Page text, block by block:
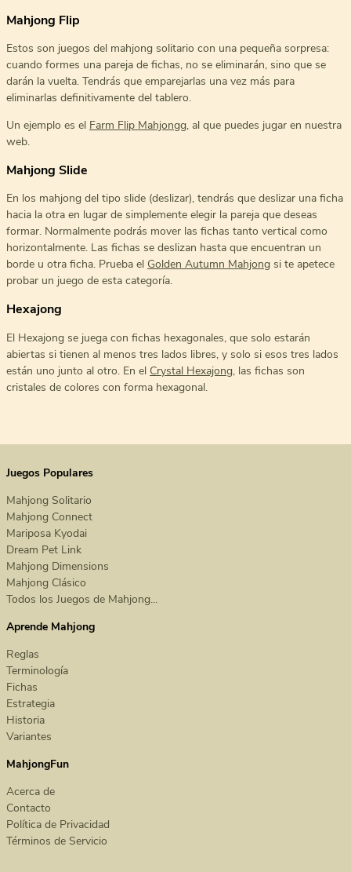
Mahjong Flip
Estos son juegos del mahjong solitario con una pequeña sorpresa:
cuando formes una pareja de fichas, no se eliminarán, sino que se
darán la vuelta. Tendrás que emparejarlas una vez más para
eliminarlas definitivamente del tablero.
Un ejemplo es el Farm Flip Mahjongg, al que puedes jugar en nuestra
web.
Mahjong Slide
En los mahjong del tipo slide (deslizar), tendrás que deslizar una ficha
hacia la otra en lugar de simplemente elegir la pareja que deseas
formar. Normalmente podrás mover las fichas tanto vertical como
horizontalmente. Las fichas se deslizan hasta que encuentran un
borde u otra ficha. Prueba el Golden Autumn Mahjong si te apetece
probar un juego de esta categoría.
Hexajong
El Hexajong se juega con fichas hexagonales, que solo estarán
abiertas si tienen al menos tres lados libres, y solo si esos tres lados
están uno junto al otro. En el Crystal Hexajong, las fichas son
cristales de colores con forma hexagonal.
Juegos Populares
Mahjong Solitario
Mahjong Connect
Mariposa Kyodai
Dream Pet Link
Mahjong Dimensions
Mahjong Clásico
Todos los Juegos de Mahjong...
Aprende Mahjong
Reglas
Terminología
Fichas
Estrategia
Historia
Variantes
MahjongFun
Acerca de
Contacto
Política de Privacidad
Términos de Servicio